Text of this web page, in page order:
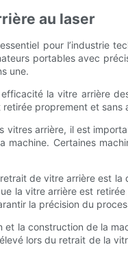
au laser
pour l’industrie
portables avec
une.
la vitre arrière
proprement et
arrière, il est
Certaines
de vitre arrière est
la vitre arrière est
la précision du
la construction de la
lors du retrait de la